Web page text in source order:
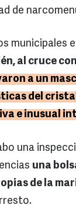
de
municipales
al cruce
a un
del
e inusual
una
una
de la